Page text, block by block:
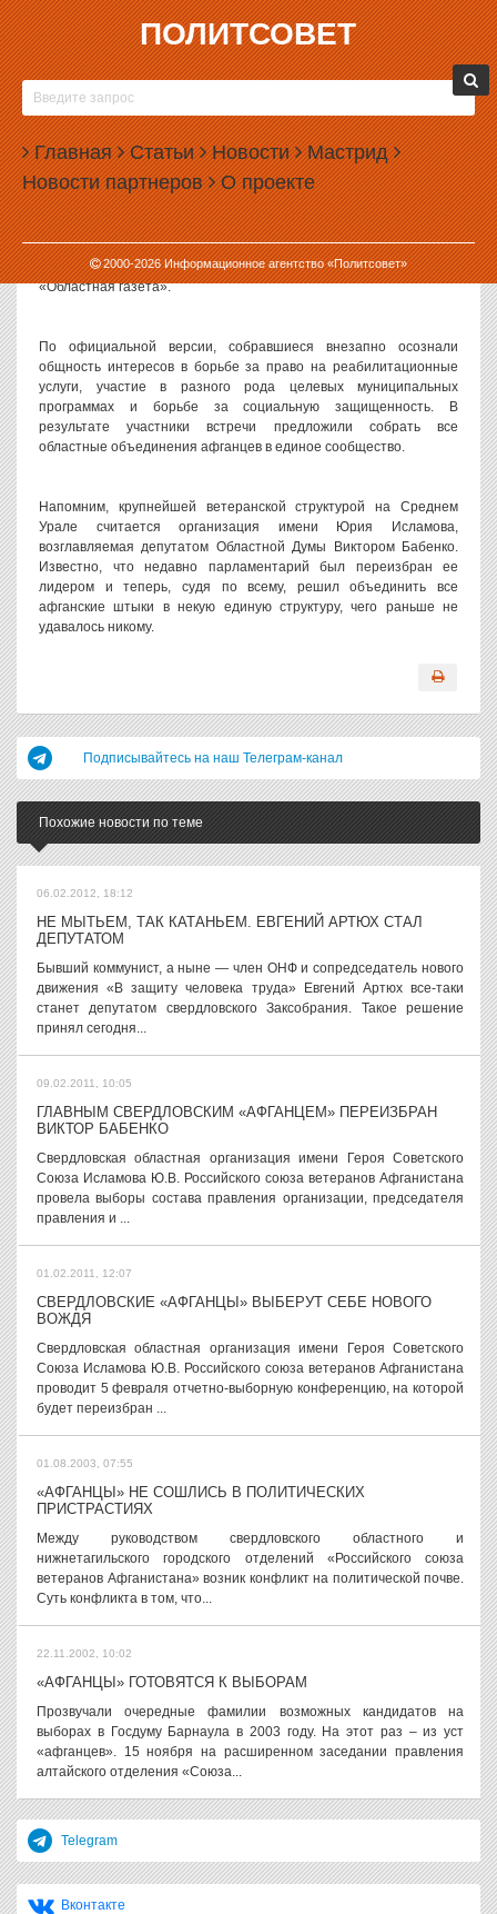
ПОЛИТСОВЕТ
Главная Статьи Новости Мастрид
Новости партнеров О проекте
2000-2026Информационное агентство «Политсовет»
12.05.2011, 08:52
ВИКТОР БАБЕНКО ПЫТАЕТСЯ ОБЪЕДИНИТЬ
СВЕРДЛОВСКИХ АФГАНЦЕВ
Исторически известные своей разобщенностью, свердловские
общественные организации ветеранов Афганистана попытаются
объединиться. К такому решению афганцы пришли на встрече,
прошедшей в Нижнем Тагиле, где собрались члены правления
организации и активисты ветеранского движения из
Горнозаводского и Северного управленческих округов, пишет
«Областная газета».
По официальной версии, собравшиеся внезапно осознали
общность интересов в борьбе за право на реабилитационные
услуги, участие в разного рода целевых муниципальных
программах и борьбе за социальную защищенность. В
результате участники встречи предложили собрать все
областные объединения афганцев в единое сообщество.
Напомним, крупнейшей ветеранской структурой на Среднем
Урале считается организация имени Юрия Исламова,
возглавляемая депутатом Областной Думы Виктором Бабенко.
Известно, что недавно парламентарий был переизбран ее
лидером и теперь, судя по всему, решил объединить все
афганские штыки в некую единую структуру, чего раньше не
удавалось никому.
Подписывайтесь на наш Телеграм-канал
Похожие новости по теме
06.02.2012, 18:12
НЕ МЫТЬЕМ, ТАК КАТАНЬЕМ. ЕВГЕНИЙ АРТЮХ СТАЛ
ДЕПУТАТОМ
Бывший коммунист, а ныне — член ОНФ и сопредседатель нового
движения «В защиту человека труда» Евгений Артюх все-таки
станет депутатом свердловского Заксобрания. Такое решение
принял сегодня...
09.02.2011, 10:05
ГЛАВНЫМ СВЕРДЛОВСКИМ «АФГАНЦЕМ» ПЕРЕИЗБРАН
ВИКТОР БАБЕНКО
Свердловская областная организация имени Героя Советского
Союза Исламова Ю.В. Российского союза ветеранов Афганистана
провела выборы состава правления организации, председателя
правления и ...
01.02.2011, 12:07
СВЕРДЛОВСКИЕ «АФГАНЦЫ» ВЫБЕРУТ СЕБЕ НОВОГО
ВОЖДЯ
Свердловская областная организация имени Героя Советского
Союза Исламова Ю.В. Российского союза ветеранов Афганистана
проводит 5 февраля отчетно-выборную конференцию, на которой
будет переизбран ...
01.08.2003, 07:55
«АФГАНЦЫ» НЕ СОШЛИСЬ В ПОЛИТИЧЕСКИХ
ПРИСТРАСТИЯХ
Между руководством свердловского областного и
нижнетагильского городского отделений «Российского союза
ветеранов Афганистана» возник конфликт на политической почве.
Суть конфликта в том, что...
22.11.2002, 10:02
«АФГАНЦЫ» ГОТОВЯТСЯ К ВЫБОРАМ
Прозвучали очередные фамилии возможных кандидатов на
выборах в Госдуму Барнаула в 2003 году. На этот раз – из уст
«афганцев». 15 ноября на расширенном заседании правления
алтайского отделения «Союза...
Telegram
Вконтакте